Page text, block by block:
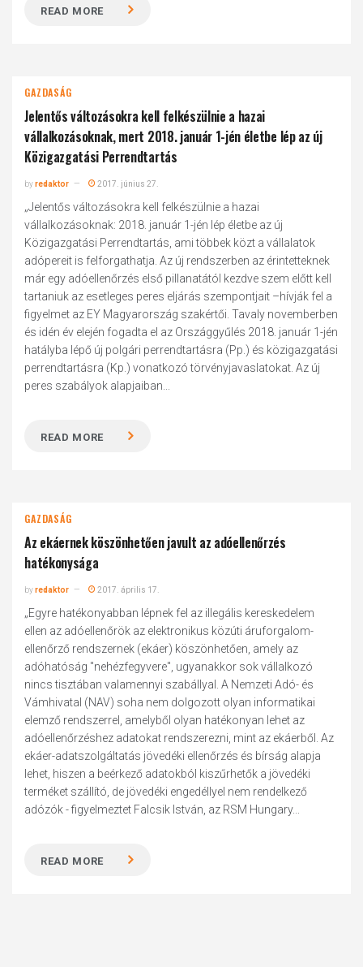
READ MORE
GAZDASÁG
Jelentős változásokra kell felkészülnie a hazai
vállalkozásoknak, mert 2018. január 1-jén életbe lép az új
Közigazgatási Perrendtartás
byredaktor 2017. június 27.
„Jelentős változásokra kell felkészülnie a hazai
vállalkozásoknak: 2018. január 1-jén lép életbe az új
Közigazgatási Perrendtartás, ami többek közt a vállalatok
adópereit is felforgathatja. Az új rendszerben az érintetteknek
már egy adóellenőrzés első pillanatától kezdve szem előtt kell
tartaniuk az esetleges peres eljárás szempontjait –hívják fel a
figyelmet az EY Magyarország szakértői. Tavaly novemberben
és idén év elején fogadta el az Országgyűlés 2018. január 1-jén
hatályba lépő új polgári perrendtartásra (Pp.) és közigazgatási
perrendtartásra (Kp.) vonatkozó törvényjavaslatokat. Az új
peres szabályok alapjaiban...
READ MORE
GAZDASÁG
Az ekáernek köszönhetően javult az adóellenőrzés
hatékonysága
byredaktor 2017. április 17.
„Egyre hatékonyabban lépnek fel az illegális kereskedelem
ellen az adóellenőrök az elektronikus közúti áruforgalom-
ellenőrző rendszernek (ekáer) köszönhetően, amely az
adóhatóság "nehézfegyvere", ugyanakkor sok vállalkozó
nincs tisztában valamennyi szabállyal. A Nemzeti Adó- és
Vámhivatal (NAV) soha nem dolgozott olyan informatikai
elemző rendszerrel, amelyből olyan hatékonyan lehet az
adóellenőrzéshez adatokat rendszerezni, mint az ekáerből. Az
ekáer-adatszolgáltatás jövedéki ellenőrzés és bírság alapja
lehet, hiszen a beérkező adatokból kiszűrhetők a jövedéki
terméket szállító, de jövedéki engedéllyel nem rendelkező
adózók - figyelmeztet Falcsik István, az RSM Hungary...
READ MORE